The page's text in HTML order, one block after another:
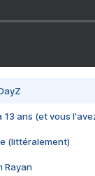
13 ans (et vous
(littéralement)
Rayan